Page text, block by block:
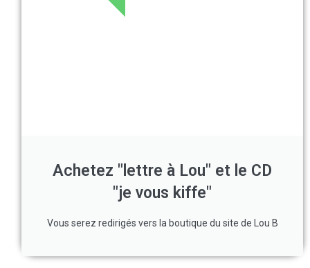
Achetez "lettre à Lou" et le CD
"je vous kiffe"
Vous serez redirigés vers la boutique du site de Lou B